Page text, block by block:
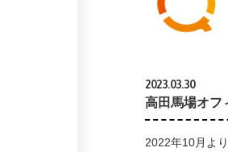
高田馬場オフ
2023.03.30
2022年10月よ